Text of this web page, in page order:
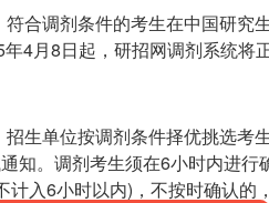
合调剂条件的考生在中国研究
4月8日起，研招网调剂系统
生单位按调剂条件择优挑选考
知。调剂考生须在6小时内进
计入6小时以内)，不按时确认的